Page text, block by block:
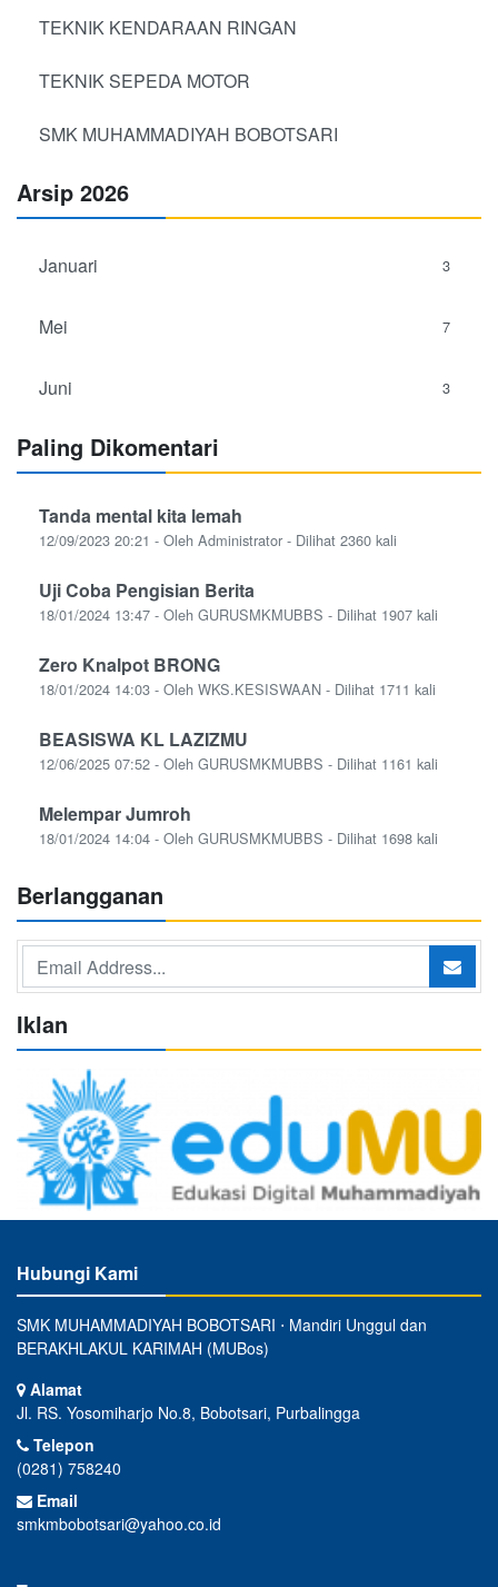
TEKNIK KENDARAAN RINGAN
TEKNIK SEPEDA MOTOR
SMK MUHAMMADIYAH BOBOTSARI
Arsip 2026
Januari 3
Mei 7
Juni 3
Paling Dikomentari
Tanda mental kita lemah
12/09/2023 20:21 - Oleh Administrator - Dilihat 2360 kali
Uji Coba Pengisian Berita
18/01/2024 13:47 - Oleh GURUSMKMUBBS - Dilihat 1907 kali
Zero Knalpot BRONG
18/01/2024 14:03 - Oleh WKS.KESISWAAN - Dilihat 1711 kali
BEASISWA KL LAZIZMU
12/06/2025 07:52 - Oleh GURUSMKMUBBS - Dilihat 1161 kali
Melempar Jumroh
18/01/2024 14:04 - Oleh GURUSMKMUBBS - Dilihat 1698 kali
Berlangganan
Iklan
Hubungi Kami
SMK MUHAMMADIYAH BOBOTSARI ⋅ Mandiri Unggul dan
BERAKHLAKUL KARIMAH (MUBos)
Alamat
Jl. RS. Yosomiharjo No.8, Bobotsari, Purbalingga
Telepon
(0281) 758240
Email
smkmbobotsari@yahoo.co.id